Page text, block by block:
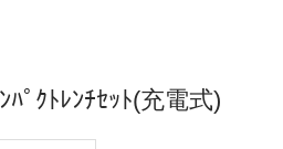
ﾟｸﾄﾚﾝﾁｾｯﾄ(充電式)